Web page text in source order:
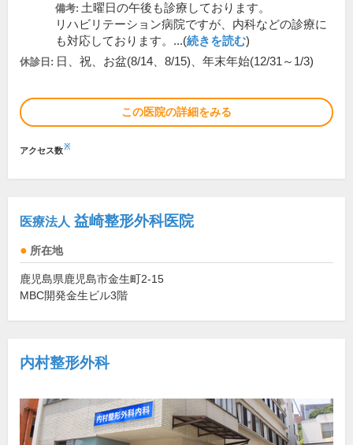
備考: 土曜日の午後も診療しております。
リハビリテーション病院ですが、内科などの診療に
も対応しております。...(続きを読む)
休診日: 日、祝、お盆(8/14、8/15)、年末年始(12/31～1/3)
この医院の詳細をみる
アクセス数※
医療法人 益崎整形外科医院
所在地
鹿児島県鹿児島市金生町2-15
MBC開発金生ビル3階
内村整形外科